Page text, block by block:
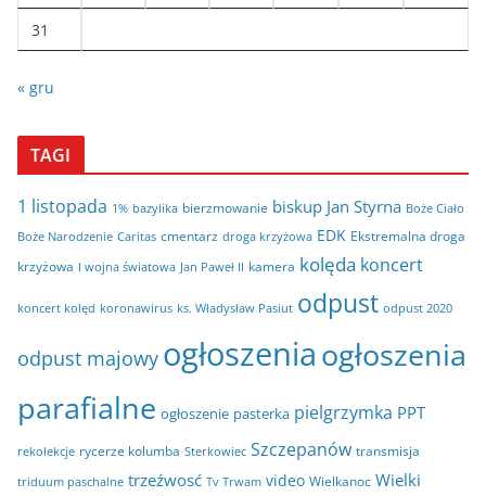
31
« gru
TAGI
1 listopada 1% bazylika bierzmowanie biskup Jan Styrna Boże Ciało
Boże Narodzenie Caritas cmentarz droga krzyżowa EDK Ekstremalna droga
krzyżowa I wojna światowa Jan Paweł II kamera kolęda koncert
koncert kolęd koronawirus ks. Władysław Pasiut odpust odpust 2020
odpust majowy ogłoszeniaogłoszenia
parafialne ogłoszenie pasterka pielgrzymka PPT
rekolekcje rycerze kolumba Sterkowiec Szczepanów transmisja
triduum paschalne trzeźwosć Tv Trwam video Wielkanoc Wielki